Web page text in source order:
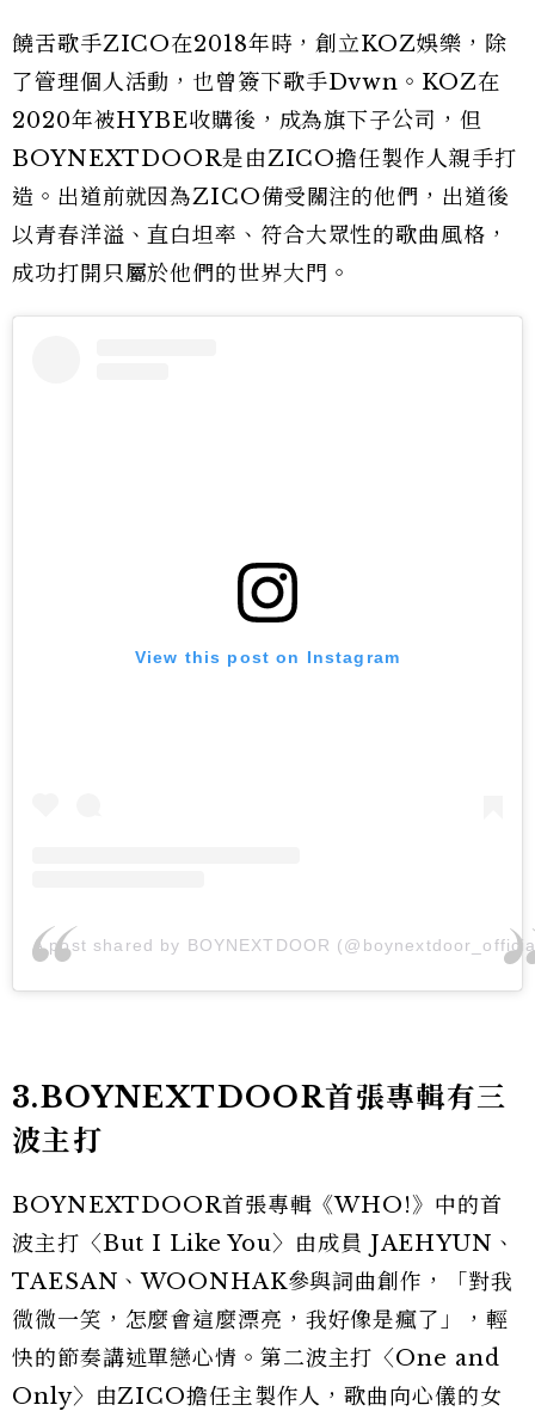
饒舌歌手ZICO在2018年時，創立KOZ娛樂，除
了管理個人活動，也曾簽下歌手Dvwn。KOZ在
2020年被HYBE收購後，成為旗下子公司，但
BOYNEXTDOOR是由ZICO擔任製作人親手打
造。出道前就因為ZICO備受關注的他們，出道後
以青春洋溢、直白坦率、符合大眾性的歌曲風格，
成功打開只屬於他們的世界大門。
View this post on Instagram
A post shared by BOYNEXTDOOR
3.BOYNEXTDOOR首張專輯有三
波主打
BOYNEXTDOOR首張專輯《WHO!》中的首
波主打〈But I Like You〉由成員 JAEHYUN、
TAESAN、WOONHAK參與詞曲創作，「對我
微微一笑，怎麼會這麼漂亮，我好像是瘋了」，輕
快的節奏講述單戀心情。第二波主打〈One and
Only〉由ZICO擔任主製作人，歌曲向心儀的女